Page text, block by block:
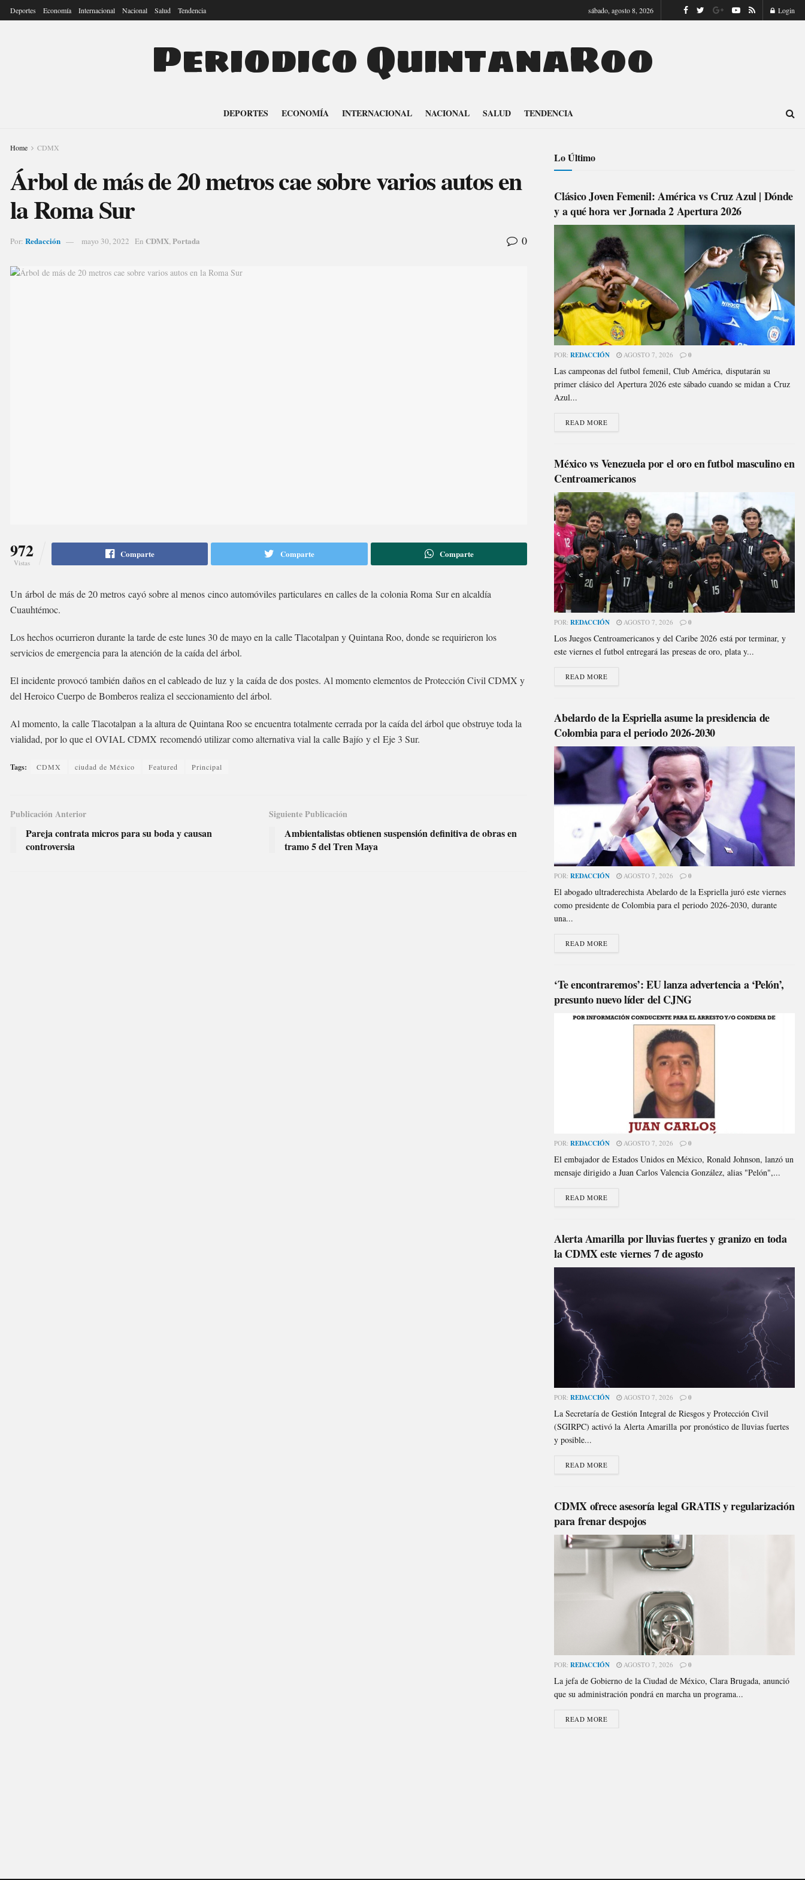
Deportes Economía Internacional Nacional Salud Tendencia sábado, agosto 8, 2026 Login
Periodico QuintanaRoo
DEPORTES ECONOMÍA INTERNACIONAL NACIONAL SALUD TENDENCIA
Home CDMX
Árbol de más de 20 metros cae sobre varios autos en
la Roma Sur
Por: Redacción mayo 30, 2022 En CDMX,Portada 0
972
Vistas
Comparte Comparte Comparte
Un árbol de más de 20 metros cayó sobre al menos cinco automóviles particulares en calles de la colonia Roma Sur en alcaldía
Cuauhtémoc.
Los hechos ocurrieron durante la tarde de este lunes 30 de mayo en la calle Tlacotalpan y Quintana Roo, donde se requirieron los
servicios de emergencia para la atención de la caída del árbol.
El incidente provocó también daños en el cableado de luz y la caída de dos postes. Al momento elementos de Protección Civil CDMX y
del Heroico Cuerpo de Bomberos realiza el seccionamiento del árbol.
Al momento, la calle Tlacotalpan a la altura de Quintana Roo se encuentra totalmente cerrada por la caída del árbol que obstruye toda la
vialidad, por lo que el OVIAL CDMX recomendó utilizar como alternativa vial la calle Bajío y el Eje 3 Sur.
Tags: CDMX ciudad de México Featured Principal
Publicación Anterior
Pareja contrata micros para su boda y causan
controversia
Siguiente Publicación
Ambientalistas obtienen suspensión definitiva de obras en
tramo 5 del Tren Maya
Lo Último
Clásico Joven Femenil: América vs Cruz Azul | Dónde
y a qué hora ver Jornada 2 Apertura 2026
POR: REDACCIÓN AGOSTO 7, 2026 0
Las campeonas del futbol femenil, Club América, disputarán su
primer clásico del Apertura 2026 este sábado cuando se midan a Cruz
Azul...
READ MORE
México vs Venezuela por el oro en futbol masculino en
Centroamericanos
POR: REDACCIÓN AGOSTO 7, 2026 0
Los Juegos Centroamericanos y del Caribe 2026 está por terminar, y
este viernes el futbol entregará las preseas de oro, plata y...
READ MORE
Abelardo de la Espriella asume la presidencia de
Colombia para el periodo 2026-2030
POR: REDACCIÓN AGOSTO 7, 2026 0
El abogado ultraderechista Abelardo de la Espriella juró este viernes
como presidente de Colombia para el periodo 2026-2030, durante
una...
READ MORE
‘Te encontraremos’: EU lanza advertencia a ‘Pelón’,
presunto nuevo líder del CJNG
POR: REDACCIÓN AGOSTO 7, 2026 0
El embajador de Estados Unidos en México, Ronald Johnson, lanzó un
mensaje dirigido a Juan Carlos Valencia González, alias "Pelón",...
READ MORE
Alerta Amarilla por lluvias fuertes y granizo en toda
la CDMX este viernes 7 de agosto
POR: REDACCIÓN AGOSTO 7, 2026 0
La Secretaría de Gestión Integral de Riesgos y Protección Civil
(SGIRPC) activó la Alerta Amarilla por pronóstico de lluvias fuertes
y posible...
READ MORE
CDMX ofrece asesoría legal GRATIS y regularización
para frenar despojos
POR: REDACCIÓN AGOSTO 7, 2026 0
La jefa de Gobierno de la Ciudad de México, Clara Brugada, anunció
que su administración pondrá en marcha un programa...
READ MORE